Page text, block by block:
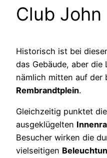
Club John
Historisch ist bei
das Gebäude, aber die
nämlich mitten auf der
Rembrandtplein.
Gleichzeitig punktet
ausgeklügelten
Besucher wirken die
vielseitigen